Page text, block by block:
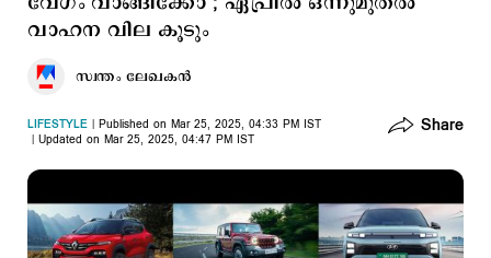
വാഹന വില കൂടും
സ്വന്തം ലേഖകൻ
LIFESTYLE
Published on Mar 25, 2025, 04:33 PM IST
Updated on Mar 25, 2025, 04:47 PM IST
Share